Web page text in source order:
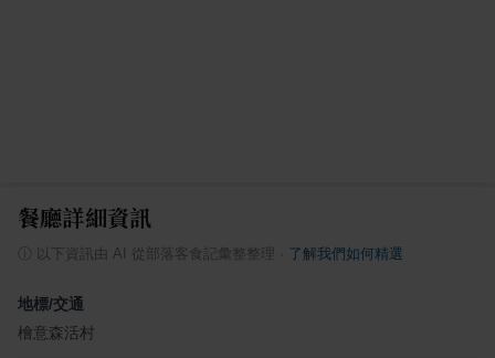
餐廳詳細資訊
以下資訊由 AI 從部落客食記彙整整理 了解我們如何精選
地標/交通
檜意森活村